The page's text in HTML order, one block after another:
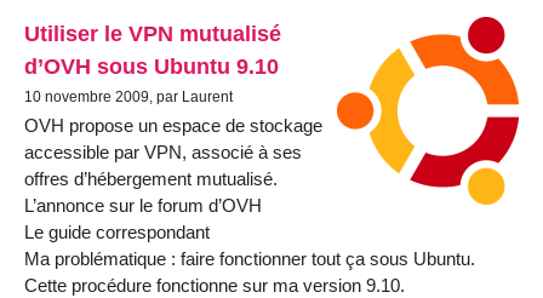
Utiliser le VPN mutualisé
d’OVH sous Ubuntu 9.10
10 novembre 2009, par Laurent
OVH propose un espace de stockage
accessible par VPN, associé à ses
offres d’hébergement mutualisé.
L’annonce sur le forum d’OVH
Le guide correspondant
Ma problématique : faire fonctionner tout ça sous Ubuntu.
Cette procédure fonctionne sur ma version 9.10.